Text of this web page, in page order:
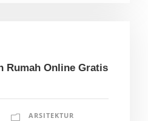
Rumah Online Gratis
ARSITEKTUR